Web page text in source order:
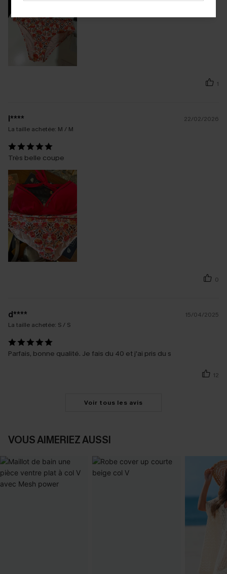
1
l****
22/02/2026
La taille achetée: M / M
Très belle coupe
0
d****
15/04/2025
La taille achetée: S / S
Parfais, bonne qualité. Je fais du 40 et j'ai pris du s
12
Voir tous les avis
VOUS AIMERIEZ AUSSI